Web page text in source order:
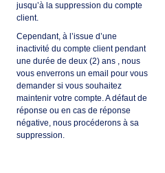
jusqu’à la suppression du compte
client.
Cependant, à l’issue d’une
inactivité du compte client pendant
une durée de deux (2) ans , nous
vous enverrons un email pour vous
demander si vous souhaitez
maintenir votre compte. A défaut de
réponse ou en cas de réponse
négative, nous procéderons à sa
suppression.